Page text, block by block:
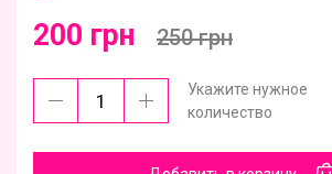
200 грн 250 грн
Укажите нужное
количество